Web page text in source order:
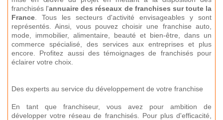
franchisés l'annuaire des réseaux de franchises sur toute la
France . Tous les secteurs d'activité envisageables y sont
représentés. Ainsi, vous pouvez choisir une franchise auto,
mode, immobilier, alimentaire, beauté et bien-être, dans un
commerce spécialisé, des services aux entreprises et plus
encore. Profitez aussi des témoignages de franchisés pour
éclairer votre choix.
Des experts au service du développement de votre franchise
En tant que franchiseur, vous avez pour ambition de
développer votre réseau de franchisés. Pour plus d'efficacité,